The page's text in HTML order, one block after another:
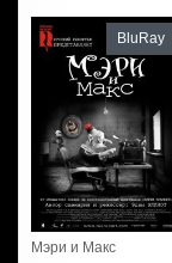
Мэри и Макс
BluRay